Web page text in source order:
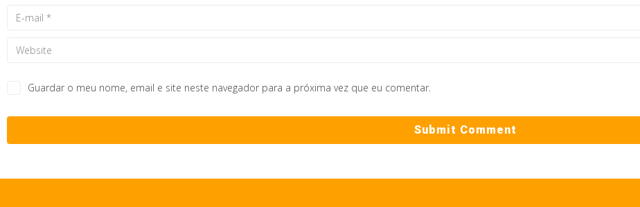
Guardar o meu nome, email e site neste navegador para a próxima vez que eu comentar.